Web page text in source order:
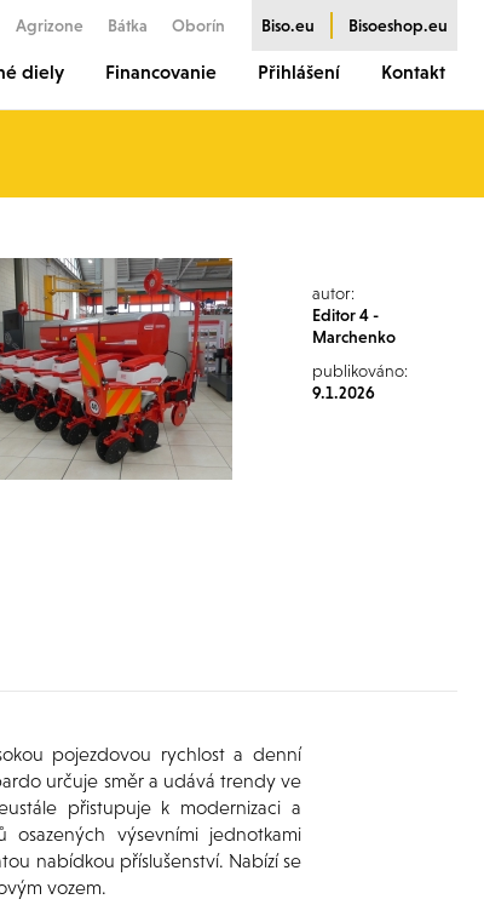
Agrizone Bátka Oborín Biso.eu Bisoeshop.eu
diely Financovanie Přihlášení Kontakt
autor:
Editor 4 -
Marchenko
publikováno:
9.1.2026
pojezdovou rychlost a denní
určuje směr a udává trendy ve
přistupuje k modernizaci a
výsevními jednotkami
nabídkou příslušenství. Nabízí se
vozem.